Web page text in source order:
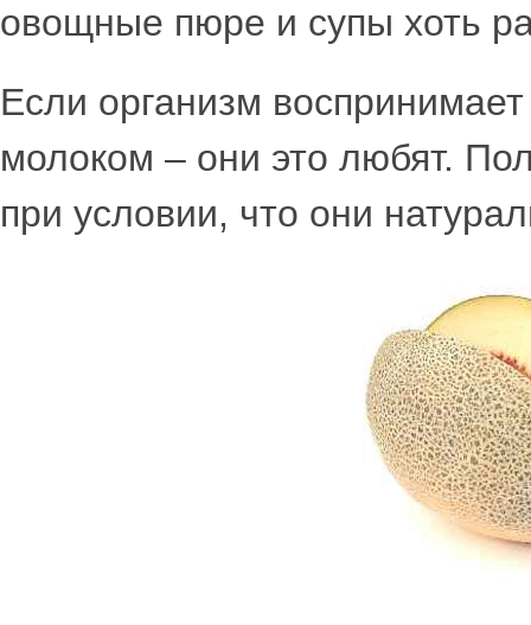
овощные пюре и супы хоть
Если организм
молоком – они это любят.
при условии, что они